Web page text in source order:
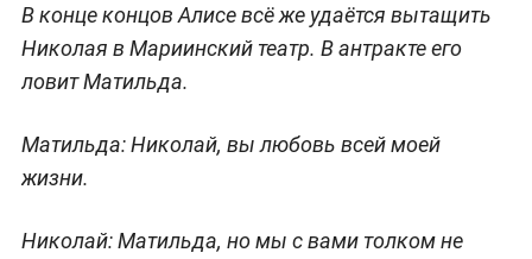
В конце концов Алисе всё же удаётся вытащить
Николая в Мариинский театр. В антракте его
ловит Матильда.
Матильда:Николай, вы любовь всей моей
жизни.
Николай:Матильда, но мы с вами толком не